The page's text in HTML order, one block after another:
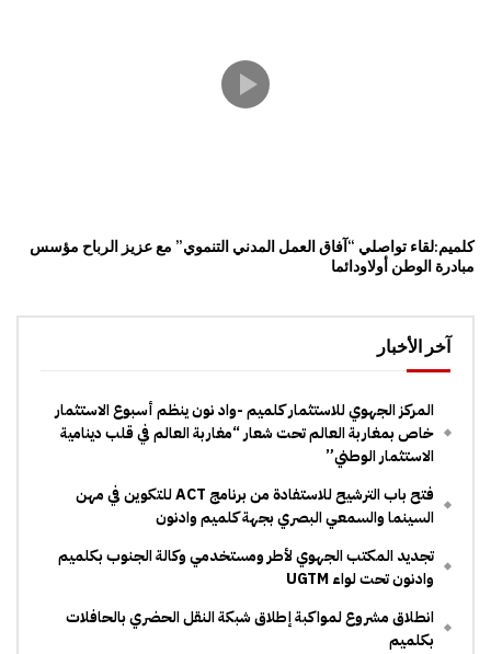
كلميم:لقاء تواصلي “آفاق العمل المدني التنموي” مع عزيز الرباح مؤسس
مبادرة الوطن أولاودائما
آخر الأخبار
المركز الجهوي للاستثمار كلميم -واد نون ينظم أسبوع الاستثمار
خاص بمغاربة العالم تحت شعار “مغاربة العالم في قلب دينامية
الاستثمار الوطني”
فتح باب الترشيح للاستفادة من برنامج ACT للتكوين في مهن
السينما والسمعي البصري بجهة كلميم وادنون
تجديد المكتب الجهوي لأطر ومستخدمي وكالة الجنوب بكلميم
وادنون تحت لواء UGTM
انطلاق مشروع لمواكبة إطلاق شبكة النقل الحضري بالحافلات
بكلميم